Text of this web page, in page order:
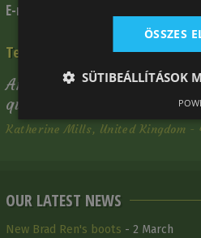
E-mail:
Testimonials
Amazing service! Great
questions and superfast
Katherine Mills, United Kingdom -
OUR LATEST NEWS
New Brad Ren's boots - 2 March
ÖSSZES
SÜTIBEÁLLÍTÁSOK